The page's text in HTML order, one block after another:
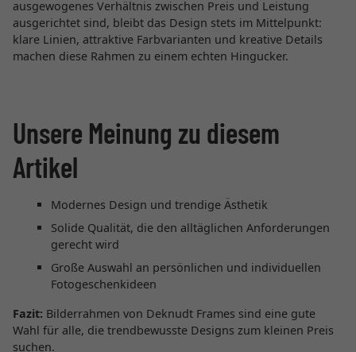
ausgewogenes Verhältnis zwischen Preis und Leistung
ausgerichtet sind, bleibt das Design stets im Mittelpunkt:
klare Linien, attraktive Farbvarianten und kreative Details
machen diese Rahmen zu einem echten Hingucker.
Unsere Meinung zu diesem
Artikel
Modernes Design und trendige Ästhetik
Solide Qualität, die den alltäglichen Anforderungen
gerecht wird
Große Auswahl an persönlichen und individuellen
Fotogeschenkideen
Fazit: Bilderrahmen von Deknudt Frames sind eine gute
Wahl für alle, die trendbewusste Designs zum kleinen Preis
suchen.